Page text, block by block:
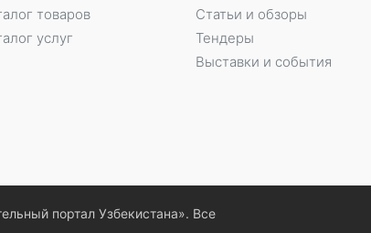
товаров
услуг
Статьи и обзоры
Тендеры
Выставки и события
портал Узбекистана». Все